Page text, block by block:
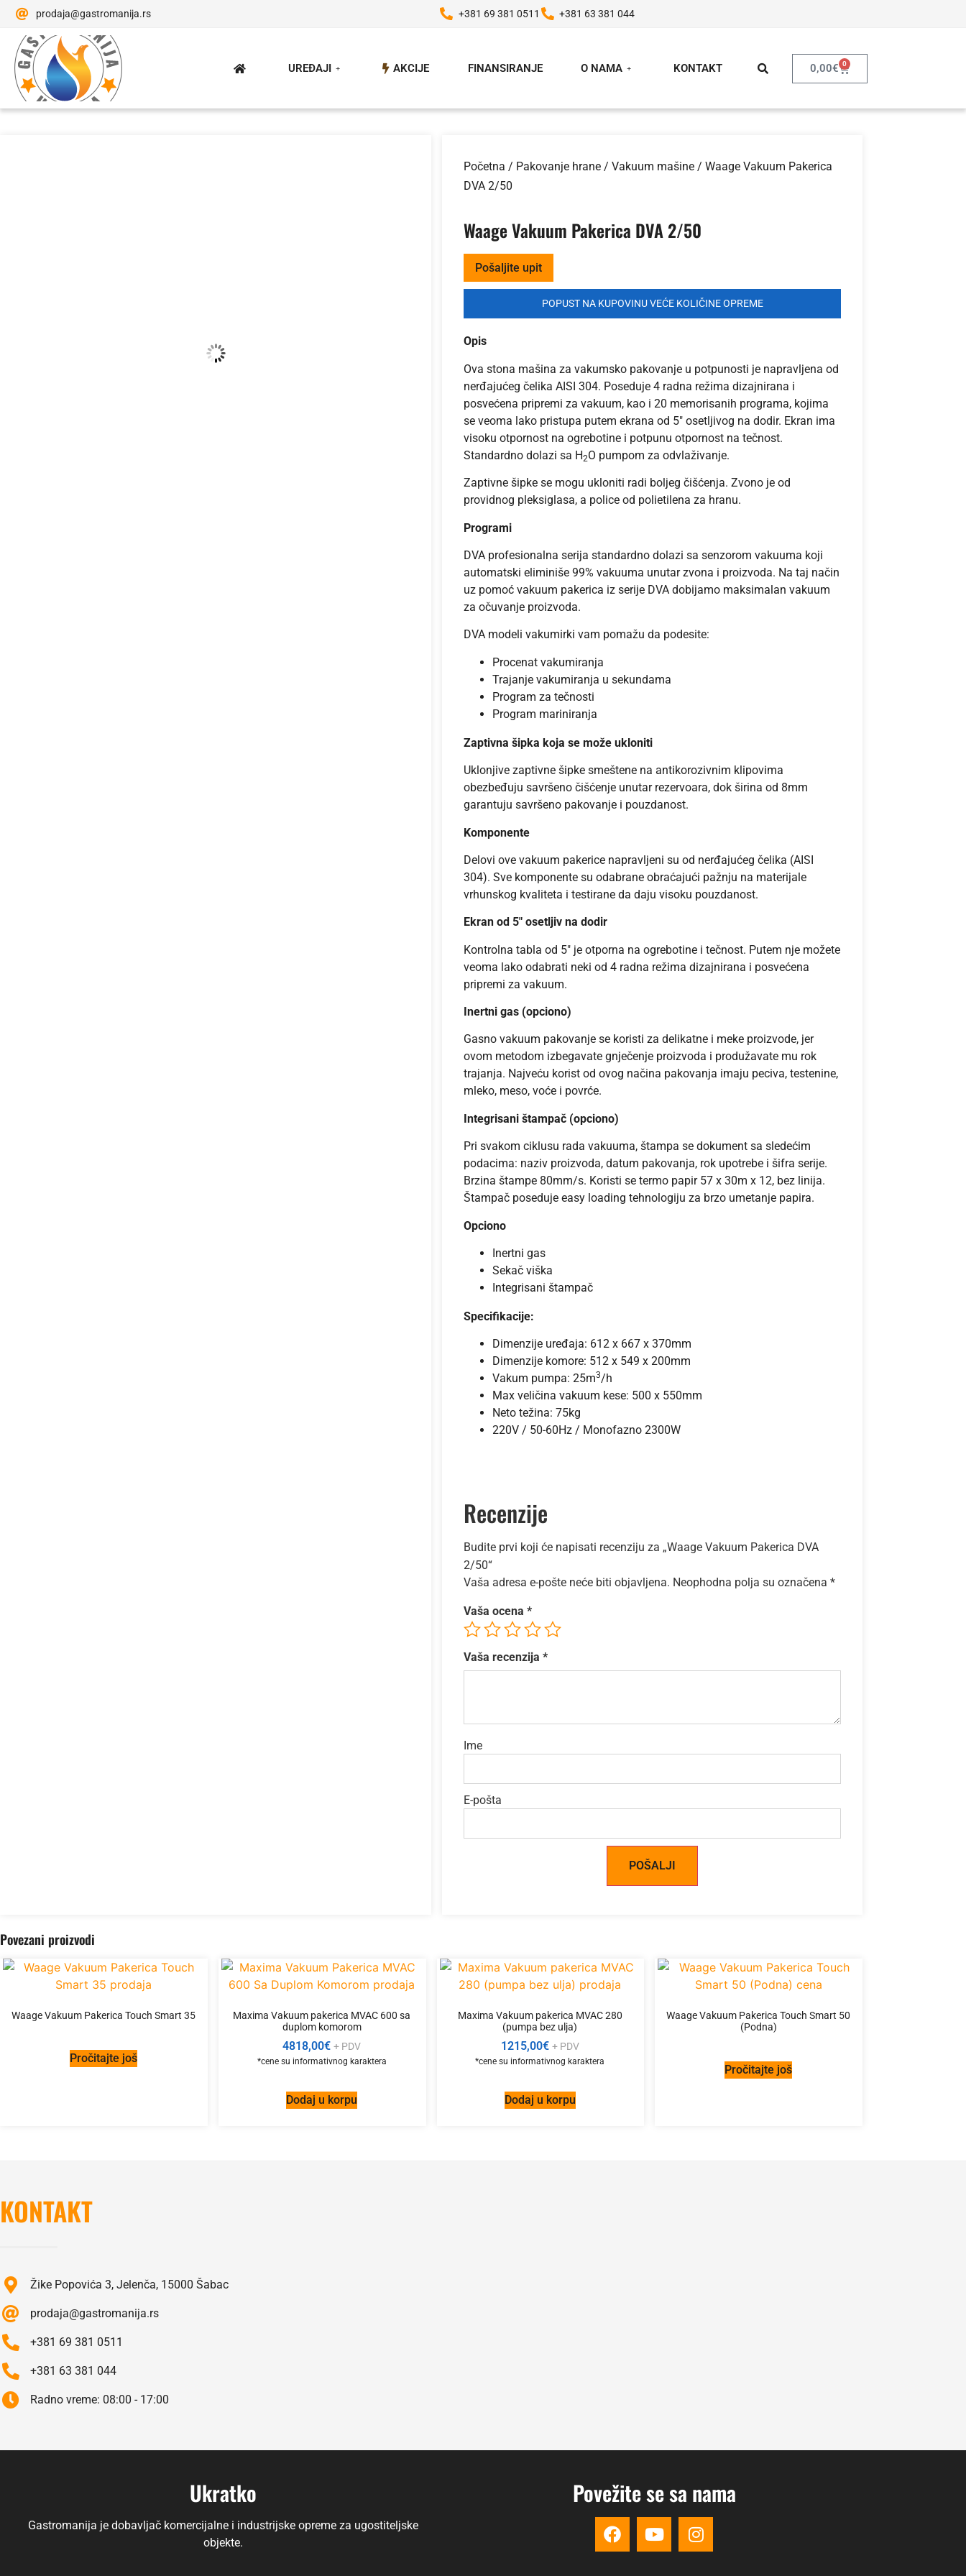
prodaja@gastromanija.rs +381 69 381 0511 +381 63 381 044
UREĐAJI AKCIJE FINANSIRANJE O NAMA KONTAKT 0,00€ 0
Početna / Pakovanje hrane / Vakuum mašine / Waage Vakuum Pakerica
DVA 2/50
Waage Vakuum Pakerica DVA 2/50
Pošaljite upit
POPUST NA KUPOVINU VEĆE KOLIČINE OPREME
Opis
Ova stona mašina za vakumsko pakovanje u potpunosti je napravljena od
nerđajućeg čelika AISI 304. Poseduje 4 radna režima dizajnirana i
posvećena pripremi za vakuum, kao i 20 memorisanih programa, kojima
se veoma lako pristupa putem ekrana od 5″ osetljivog na dodir. Ekran ima
visoku otpornost na ogrebotine i potpunu otpornost na tečnost.
Standardno dolazi sa H2O pumpom za odvlaživanje.
Zaptivne šipke se mogu ukloniti radi boljeg čišćenja. Zvono je od
providnog pleksiglasa, a police od polietilena za hranu.
Programi
DVA profesionalna serija standardno dolazi sa senzorom vakuuma koji
automatski eliminiše 99% vakuuma unutar zvona i proizvoda. Na taj način
uz pomoć vakuum pakerica iz serije DVA dobijamo maksimalan vakuum
za očuvanje proizvoda.
DVA modeli vakumirki vam pomažu da podesite:
Procenat vakumiranja
Trajanje vakumiranja u sekundama
Program za tečnosti
Program mariniranja
Zaptivna šipka koja se može ukloniti
Uklonjive zaptivne šipke smeštene na antikorozivnim klipovima
obezbeđuju savršeno čišćenje unutar rezervoara, dok širina od 8mm
garantuju savršeno pakovanje i pouzdanost.
Komponente
Delovi ove vakuum pakerice napravljeni su od nerđajućeg čelika (AISI
304). Sve komponente su odabrane obraćajući pažnju na materijale
vrhunskog kvaliteta i testirane da daju visoku pouzdanost.
Ekran od 5″ osetljiv na dodir
Kontrolna tabla od 5″ je otporna na ogrebotine i tečnost. Putem nje možete
veoma lako odabrati neki od 4 radna režima dizajnirana i posvećena
pripremi za vakuum.
Inertni gas (opciono)
Gasno vakuum pakovanje se koristi za delikatne i meke proizvode, jer
ovom metodom izbegavate gnječenje proizvoda i produžavate mu rok
trajanja. Najveću korist od ovog načina pakovanja imaju peciva, testenine,
mleko, meso, voće i povrće.
Integrisani štampač (opciono)
Pri svakom ciklusu rada vakuuma, štampa se dokument sa sledećim
podacima: naziv proizvoda, datum pakovanja, rok upotrebe i šifra serije.
Brzina štampe 80mm/s. Koristi se termo papir 57 x 30m x 12, bez linija.
Štampač poseduje easy loading tehnologiju za brzo umetanje papira.
Opciono
Inertni gas
Sekač viška
Integrisani štampač
Specifikacije:
Dimenzije uređaja: 612 x 667 x 370mm
Dimenzije komore: 512 x 549 x 200mm
Vakum pumpa: 25m3/h
Max veličina vakuum kese: 500 x 550mm
Neto težina: 75kg
220V / 50-60Hz / Monofazno 2300W
Recenzije
Budite prvi koji će napisati recenziju za „Waage Vakuum Pakerica DVA
2/50“
Vaša adresa e-pošte neće biti objavljena. Neophodna polja su označena *
Vaša ocena *
Vaša recenzija *
Ime
E-pošta
Povezani proizvodi
Waage Vakuum Pakerica Touch Smart 35
Pročitajte još
Maxima Vakuum pakerica MVAC 600 sa
duplom komorom
4818,00€ + PDV
Dodaj u korpu
Maxima Vakuum pakerica MVAC 280
(pumpa bez ulja)
1215,00€ + PDV
Dodaj u korpu
Waage Vakuum Pakerica Touch Smart 50
(Podna)
Pročitajte još
KONTAKT
Žike Popovića 3, Jelenča, 15000 Šabac
prodaja@gastromanija.rs
+381 69 381 0511
+381 63 381 044
Radno vreme: 08:00 - 17:00
Ukratko
Gastromanija je dobavljač komercijalne i industrijske opreme za ugostiteljske
objekte.
Povežite se sa nama